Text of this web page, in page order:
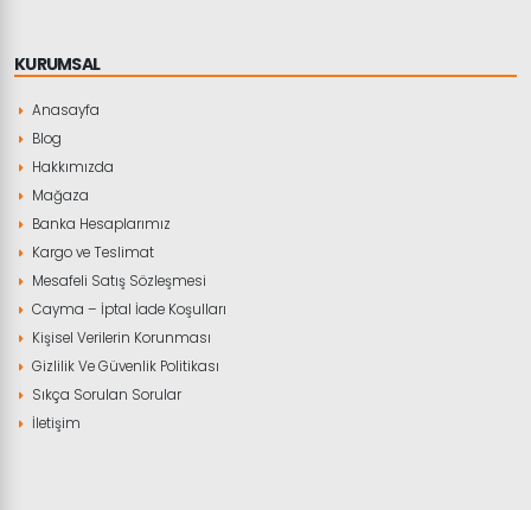
KURUMSAL
Anasayfa
Blog
Hakkımızda
Mağaza
Banka Hesaplarımız
Kargo ve Teslimat
Mesafeli Satış Sözleşmesi
Cayma – İptal İade Koşulları
Kişisel Verilerin Korunması
Gizlilik Ve Güvenlik Politikası
Sıkça Sorulan Sorular
İletişim